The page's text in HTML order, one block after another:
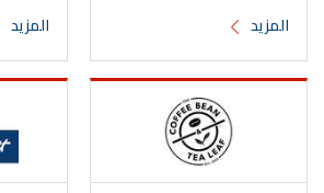
المزيد
المزيد